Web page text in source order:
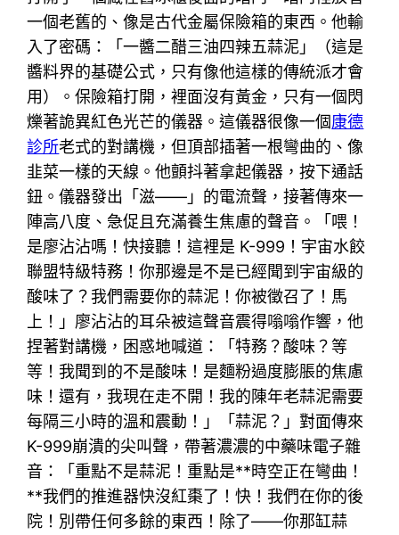
一個老舊的、像是古代金屬保險箱的東西。他輸
入了密碼：「一醬二醋三油四辣五蒜泥」（這是
醬料界的基礎公式，只有像他這樣的傳統派才會
用）。保險箱打開，裡面沒有黃金，只有一個閃
爍著詭異紅色光芒的儀器。這儀器很像一個康德
診所老式的對講機，但頂部插著一根彎曲的、像
韭菜一樣的天線。他顫抖著拿起儀器，按下通話
鈕。儀器發出「滋——」的電流聲，接著傳來一
陣高八度、急促且充滿養生焦慮的聲音。「喂！
是廖沾沾嗎！快接聽！這裡是 K-999！宇宙水餃
聯盟特級特務！你那邊是不是已經聞到宇宙級的
酸味了？我們需要你的蒜泥！你被徵召了！馬
上！」廖沾沾的耳朵被這聲音震得嗡嗡作響，他
捏著對講機，困惑地喊道：「特務？酸味？等
等！我聞到的不是酸味！是麵粉過度膨脹的焦慮
味！還有，我現在走不開！我的陳年老蒜泥需要
每隔三小時的溫和震動！」「蒜泥？」對面傳來
K-999崩潰的尖叫聲，帶著濃濃的中藥味電子雜
音：「重點不是蒜泥！重點是**時空正在彎曲！
**我們的推進器快沒紅棗了！快！我們在你的後
院！別帶任何多餘的東西！除了——你那缸蒜